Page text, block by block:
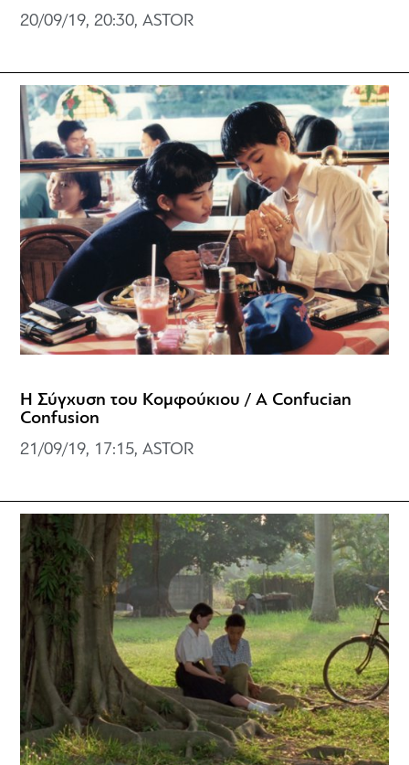
20/09/19, 20:30, ASTOR
Η Σύγχυση του Κομφούκιου / A Confucian
Confusion
21/09/19, 17:15, ASTOR